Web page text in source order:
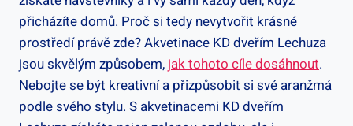
přicházíte domů. Proč si tedy nevytvořit krásné
prostředí právě zde? Akvetinace KD dveřím Lechuza
jsou skvělým způsobem, jak tohoto cíle dosáhnout.
Nebojte se být kreativní a přizpůsobit si své aranžmá
podle svého stylu. S akvetinacemi KD dveřím